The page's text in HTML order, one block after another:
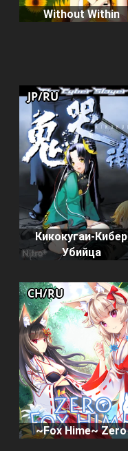
Without Within
Кикокугаи-Кибер
Убийца
JP/RU
~Fox Hime~ Zero
CH/RU